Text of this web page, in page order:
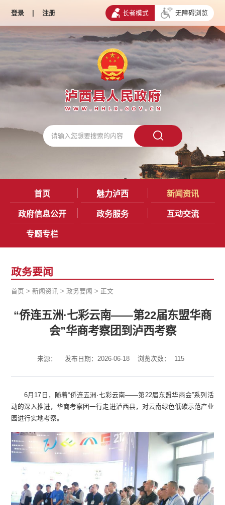
登录 | 注册 长者模式 无障碍浏览
首页 魅力泸西 新闻资讯
政府信息公开 政务服务 互动交流
专题专栏
政务要闻
首页 >新闻资讯 >政务要闻 > 正文
“侨连五洲·七彩云南——第22届东盟华商
会”华商考察团到泸西考察
来源： 发布日期：2026-06-18 浏览次数： 115
6月17日，随着“侨连五洲·七彩云南——第22届东盟华商会”系列活
动的深入推进，华商考察团一行走进泸西县，对云南绿色低碳示范产业
园进行实地考察。